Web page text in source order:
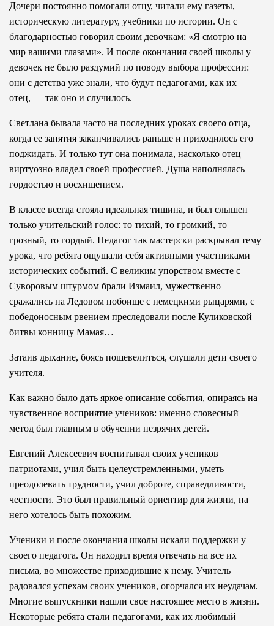
Дочери постоянно помогали отцу, читали ему газеты,
историческую литературу, учебники по истории. Он с
благодарностью говорил своим девочкам: «Я смотрю на
мир вашими глазами». И после окончания своей школы у
девочек не было раздумий по поводу выбора профессии:
они с детства уже знали, что будут педагогами, как их
отец, — так оно и случилось.
Светлана бывала часто на последних уроках своего отца,
когда ее занятия заканчивались раньше и приходилось его
поджидать. И только тут она понимала, насколько отец
виртуозно владел своей профессией. Душа наполнялась
гордостью и восхищением.
В классе всегда стояла идеальная тишина, и был слышен
только учительский голос: то тихий, то громкий, то
грозный, то гордый. Педагог так мастерски раскрывал тему
урока, что ребята ощущали себя активными участниками
исторических событий. С великим упорством вместе с
Суворовым штурмом брали Измаил, мужественно
сражались на Ледовом побоище с немецкими рыцарями, с
победоносным рвением преследовали после Куликовской
битвы конницу Мамая…
Затаив дыхание, боясь пошевелиться, слушали дети своего
учителя.
Как важно было дать яркое описание события, опираясь на
чувственное восприятие учеников: именно словесный
метод был главным в обучении незрячих детей.
Евгений Алексеевич воспитывал своих учеников
патриотами, учил быть целеустремленными, уметь
преодолевать трудности, учил доброте, справедливости,
честности. Это был правильный ориентир для жизни, на
него хотелось быть похожим.
Ученики и после окончания школы искали поддержки у
своего педагога. Он находил время отвечать на все их
письма, во множестве приходившие к нему. Учитель
радовался успехам своих учеников, огорчался их неудачам.
Многие выпускники нашли свое настоящее место в жизни.
Некоторые ребята стали педагогами, как их любимый